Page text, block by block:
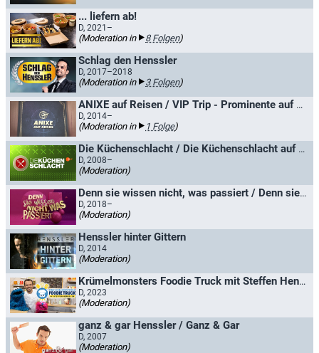
... liefern ab!
D, 2021–
(Moderation in 8 Folgen)
Schlag den Henssler
D, 2017–2018
(Moderation in 3 Folgen)
ANIXE auf Reisen / VIP Trip - Prominente auf Reisen
D, 2014–
(Moderation in 1 Folge)
Die Küchenschlacht / Die Küchenschlacht auf hoher See
D, 2008–
(Moderation)
Denn sie wissen nicht, was passiert / Denn sie wissen nicht, was passiert - Die Jauch-Gottschalk-Schöneberger-Show
D, 2018–
(Moderation)
Henssler hinter Gittern
D, 2014
(Moderation)
Krümelmonsters Foodie Truck mit Steffen Henssler
D, 2023
(Moderation)
ganz & gar Henssler / Ganz & Gar
D, 2007
(Moderation)